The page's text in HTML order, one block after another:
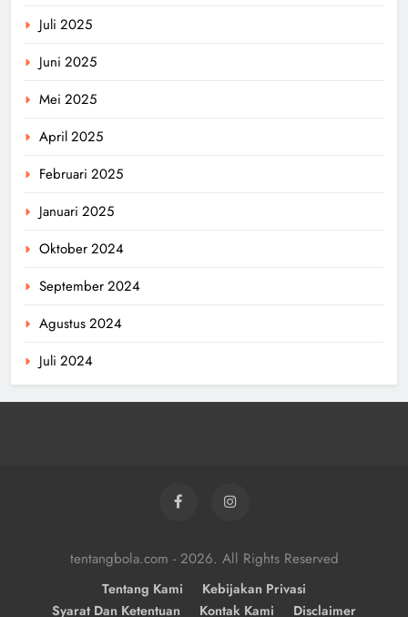
Juli 2025
Juni 2025
Mei 2025
April 2025
Februari 2025
Januari 2025
Oktober 2024
September 2024
Agustus 2024
Juli 2024
tentangbola.com - 2026. All Rights Reserved
Tentang Kami
Kebijakan Privasi
Syarat Dan Ketentuan
Kontak Kami Disclaimer